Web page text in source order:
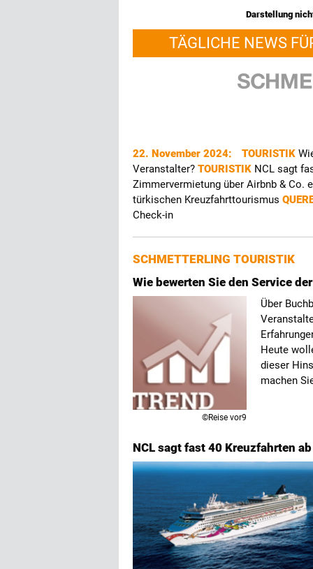
Darstellung
TÄGLICHE NEWS
22. November 2024: TOURISTIK
Veranstalter? TOURISTIK NCL sagt
Zimmervermietung über Airbnb & Co.
türkischen Kreuzfahrttourismus
Check-in
SCHMETTERLING TOURISTIK
Wie bewerten Sie den Service
©Reise vor9
Über
Heute
dieser
machen
NCL sagt fast 40 Kreuzfahrten ab